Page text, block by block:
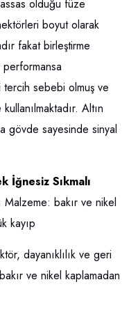
olduğu füze
boyut olarak
fakat birleştirme
tercih sebebi olmuş ve
Altın
gövde sayesinde sinyal
İğnesiz Sıkmalı
bakır ve nikel
kayıp
dayanıklılık ve geri
ve nikel kaplamadan